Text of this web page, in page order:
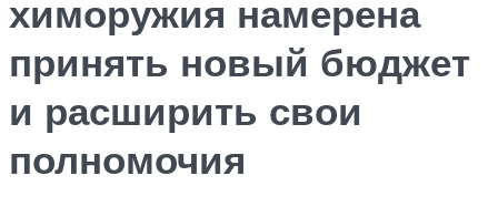
химоружия намерена
принять новый бюджет
и расширить свои
полномочия